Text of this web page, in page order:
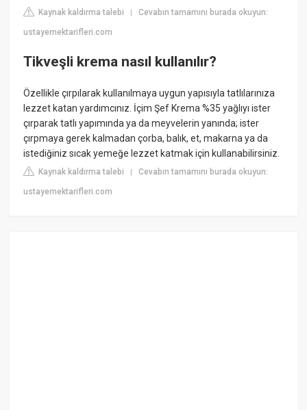
Kaynak kaldırma talebi |Cevabın tamamını burada okuyun:
ustayemektarifleri.com
Tikveşli krema nasıl kullanılır?
Özellikle çırpılarak kullanılmaya uygun yapısıyla tatlılarınıza
lezzet katan yardımcınız. İçim Şef Krema %35 yağlıyı ister
çırparak tatlı yapımında ya da meyvelerin yanında; ister
çırpmaya gerek kalmadan çorba, balık, et, makarna ya da
istediğiniz sıcak yemeğe lezzet katmak için kullanabilirsiniz.
Kaynak kaldırma talebi |Cevabın tamamını burada okuyun:
ustayemektarifleri.com